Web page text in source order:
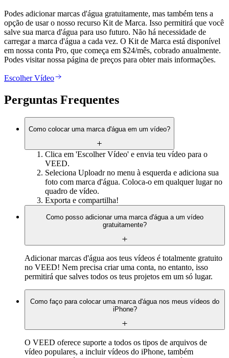
Podes adicionar marcas d'água gratuitamente, mas também tens a
opção de usar o nosso recurso Kit de Marca. Isso permitirá que você
salve sua marca d'água para uso futuro. Não há necessidade de
carregar a marca d'água a cada vez. O Kit de Marca está disponível
em nossa conta Pro, que começa em $24/mês, cobrado anualmente.
Podes visitar nossa página de preços para obter mais informações.
Escolher Vídeo
Perguntas Frequentes
Como colocar uma marca d'água em um vídeo?
Clica em 'Escolher Vídeo' e envia teu vídeo para o
VEED.
Seleciona Uploadr no menu à esquerda e adiciona sua
foto com marca d'água. Coloca-o em qualquer lugar no
quadro de vídeo.
Exporta e compartilha!
Como posso adicionar uma marca d'água a um vídeo
gratuitamente?
Adicionar marcas d'água aos teus vídeos é totalmente gratuito
no VEED! Nem precisa criar uma conta, no entanto, isso
permitirá que salves todos os teus projetos em um só lugar.
Como faço para colocar uma marca d'água nos meus vídeos do
iPhone?
O VEED oferece suporte a todos os tipos de arquivos de
vídeo populares, a incluir vídeos do iPhone, também